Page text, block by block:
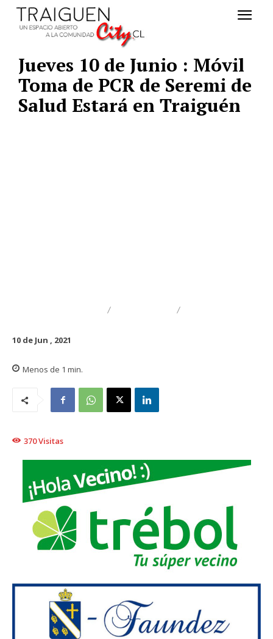
Jueves 10 de Junio : Móvil
Toma de PCR de Seremi de
Salud Estará en Traiguén
10 de Jun , 2021
Menos de 1 min.
370Visitas